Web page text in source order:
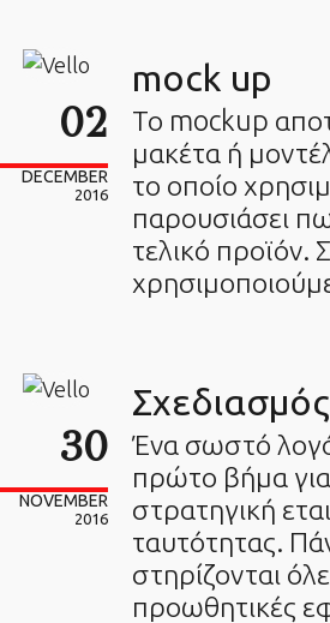
02
DECEMBER
2016
mock up
Το mockup
μακέτα ή
το οποίο
παρουσιάσει
τελικό προϊόν.
30
NOVEMBER
2016
Ένα σωστό
πρώτο βήμα
στρατηγική
ταυτότητας.
στηρίζονται
προωθητικές